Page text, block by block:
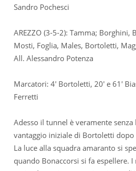
Sandro Pochesci
AREZZO (3-5-2): Tamma; Borghini,
Mosti, Foglia, Males, Bortoletti,
All. Alessandro Potenza
Marcatori: 4′ Bortoletti, 20′ e 61′
Ferretti
Adesso il tunnel è veramente
vantaggio iniziale di Bortoletti dopo
La luce alla squadra amaranto si
quando Bonaccorsi si fa espellere.